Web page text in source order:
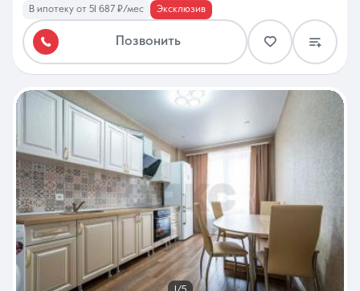
В ипотеку от 51 687 ₽/мес Эксклюзив
Позвонить